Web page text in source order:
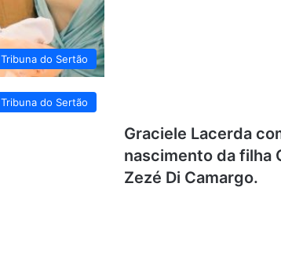
Tribuna do Sertão
Tribuna do Sertão
Graciele Lacerda
nascimento da filha
Zezé Di Camargo.